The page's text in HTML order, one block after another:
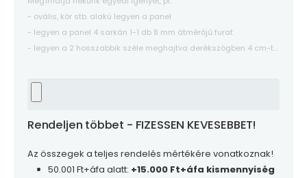
- ovális, kör stb. alakú legyen a panel
- legyen a panel 4 sarkán 1-1 db 8 mm átmérőjű furat
- legyen a 2 hosszabbik széle meghajtva derékszögben 4 cm-t...
Rendeljen többet - FIZESSEN KEVESEBBET!
Az összegek a teljes rendelés mértékére vonatkoznak!
50.001 Ft+áfa alatt: +15.000 Ft+áfa kismennyiség